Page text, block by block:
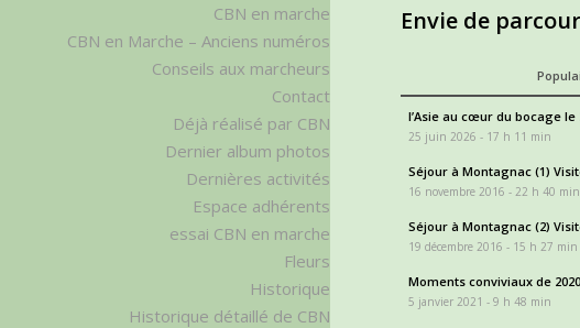
Envie de
l’Asie au cœur du bocage le
25 juin 2026 - 17 h 11 min
Séjour à Montagnac (1)
16 novembre 2016 - 22 h 40 min
Séjour à Montagnac (2)
19 décembre 2016 - 15 h 27 min
Moments conviviaux de 2020
5 janvier 2021 - 9 h 48 min
CBN en marche
CBN en Marche – Anciens numéros
Conseils aux marcheurs
Contact
Déjà réalisé par CBN
Dernier album photos
Dernières activités
Espace adhérents
essai CBN en marche
Fleurs
Historique
Historique détaillé de CBN